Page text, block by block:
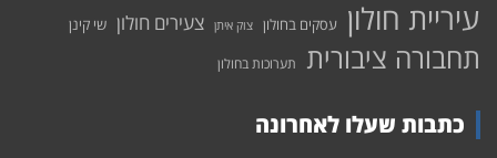
עיריית חולון עסקים בחולון צוק איתן צעירים חולון שי קינן
תחבורה ציבורית תערוכות בחולון
כתבות שעלו לאחרונה